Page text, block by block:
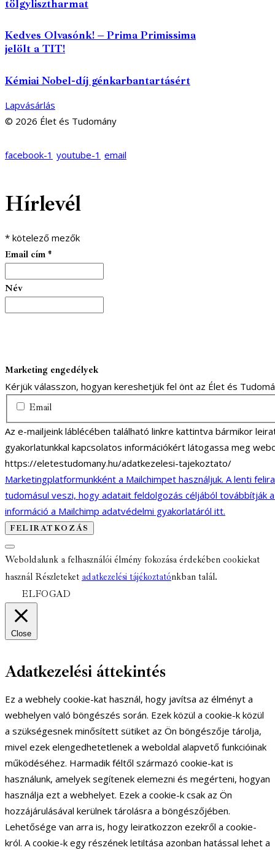
tölgylisztharmat
Kedves Olvasónk! – Prima Primissima
jelölt a TIT!
Kémiai Nobel-díj génkarbantartásért
Lapvásárlás
© 2026 Élet és Tudomány
facebook-1 youtube-1 email
Hírlevél
* kötelező mezők
Email cím *
Név
Marketing engedélyek
Kérjük válasszon, hogyan kereshetjük fel önt az Élet és
Email
Az e-mailjeink láblécében található linkre kattintva bármikor
gyakorlatunkkal kapcsolatos információkért látogassa meg
https://eletestudomany.hu/adatkezelesi-tajekoztato/
Marketingplatformunkként a Mailchimpet használjuk. A lenti
tudomásul veszi, hogy adatait feldolgozás céljából továbbítják
információ a Mailchimp adatvédelmi gyakorlatáról itt.
Weboldalunk a felhasználói élmény fokozása érdekében cookiekat
használ Részleteket adatkezelési tájékoztatónkban talál.
ELFOGAD
Close
Adatkezelési áttekintés
Ez a webhely cookie-kat használ, hogy javítsa az élményt a
webhelyen való böngészés során. Ezek közül a cookie-k közül
a szükségesnek minősített sütiket az Ön böngészője tárolja,
mivel ezek elengedhetetlenek a weboldal alapvető funkcióinak
működéséhez. Harmadik féltől származó cookie-kat is
használunk, amelyek segítenek elemezni és megérteni, hogyan
használja ezt a webhelyet. Ezek a cookie-k csak az Ön
hozzájárulásával kerülnek tárolásra a böngészőjében.
Lehetősége van arra is, hogy leiratkozzon ezekről a cookie-
król. A cookie-k egy részének letiltása azonban hatással lehet a